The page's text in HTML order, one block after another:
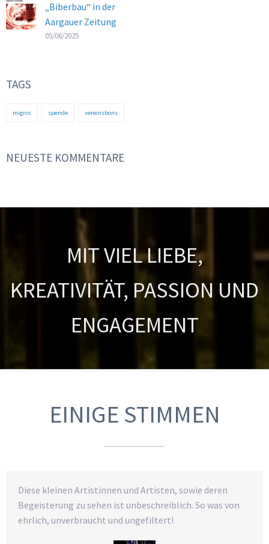
„Biberbau“ in der
Aargauer Zeitung
05/06/2025
TAGS
migros spende vereinsbons
NEUESTE KOMMENTARE
MIT VIEL LIEBE,
KREATIVITÄT, PASSION UND
ENGAGEMENT
EINIGE STIMMEN
Diese kleinen Artistinnen und Artisten, sowie deren
Begeisterung zu sehen ist unbeschreiblich. So was von
ehrlich, unverbraucht und ungefiltert!